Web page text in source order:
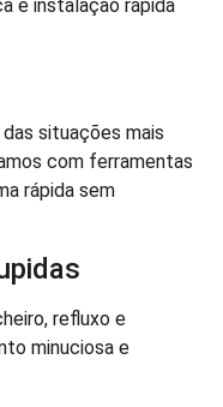
e instalação rápida
situações mais
com ferramentas
rápida sem
refluxo e
minuciosa e